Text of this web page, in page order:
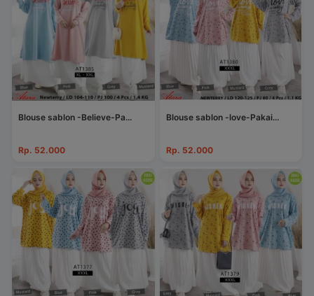
Blouse sablon -Believe-Pa...
Rp. 52.000
Blouse sablon -love-Pakai...
Rp. 52.000